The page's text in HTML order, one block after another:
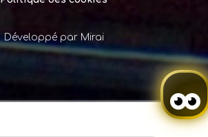
Développé par Mirai